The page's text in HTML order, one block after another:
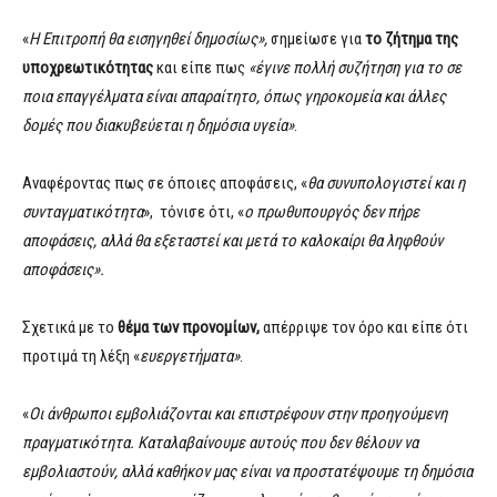
«Η Επιτροπή θα εισηγηθεί δημοσίως»,σημείωσε γιατο ζήτημα της
υποχρεωτικότηταςκαι είπε πως «έγινε πολλή συζήτηση για το σε
ποια επαγγέλματα είναι απαραίτητο, όπως γηροκομεία και άλλες
δομές που διακυβεύεται η δημόσια υγεία».
Αναφέροντας πως σε όποιες αποφάσεις, «θα συνυπολογιστεί και η
συνταγματικότητα», τόνισε ότι, «ο πρωθυπουργός δεν πήρε
αποφάσεις, αλλά θα εξεταστεί και μετά το καλοκαίρι θα ληφθούν
αποφάσεις».
Σχετικά με το θέμα των προνομίων,απέρριψε τον όρο και είπε ότι
προτιμά τη λέξη «ευεργετήματα».
«Οι άνθρωποι εμβολιάζονται και επιστρέφουν στην προηγούμενη
πραγματικότητα. Καταλαβαίνουμε αυτούς που δεν θέλουν να
εμβολιαστούν, αλλά καθήκον μας είναι να προστατέψουμε τη δημόσια